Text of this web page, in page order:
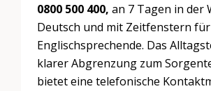
0800 500 400, an 7 Tagen in der
Deutsch und mit Zeitfenstern für
Englischsprechende. Das
klarer Abgrenzung zum
bietet eine telefonische